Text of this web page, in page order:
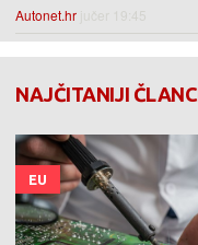
Autonet.hr jučer 19:45
NAJČITANIJI
EU